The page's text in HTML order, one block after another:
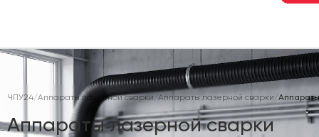
ЧПУ24/Аппараты лазерной сварки/Аппараты лазерной сварки/
Аппараты лазерной сварки